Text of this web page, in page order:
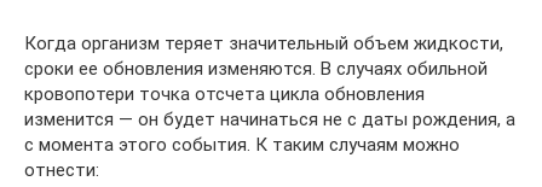
Когда организм теряет значительный объем жидкости,
сроки ее обновления изменяются. В случаях обильной
кровопотери точка отсчета цикла обновления
изменится — он будет начинаться не с даты рождения, а
с момента этого события. К таким случаям можно
отнести: